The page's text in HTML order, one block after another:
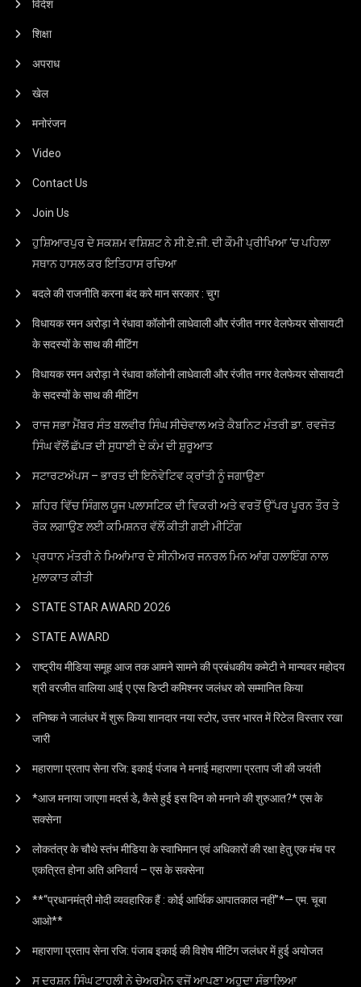
विदेश
शिक्षा
अपराध
खेल
मनोरंजन
Video
Contact Us
Join Us
ਹੁਸ਼ਿਆਰਪੁਰ ਦੇ ਸਕਸ਼ਮ ਵਸ਼ਿਸ਼ਟ ਨੇ ਸੀ.ਏ.ਜੀ. ਦੀ ਕੌਮੀ ਪ੍ਰੀਖਿਆ ‘ਚ ਪਹਿਲਾ
ਸਥਾਨ ਹਾਸਲ ਕਰ ਇਤਿਹਾਸ ਰਚਿਆ
बदले की राजनीति करना बंद करे मान सरकार : चुग
विधायक रमन अरोड़ा ने रंधावा कॉलोनी लाधेवाली और रंजीत नगर वेलफेयर सोसायटी
के सदस्यों के साथ की मीटिंग
विधायक रमन अरोड़ा ने रंधावा कॉलोनी लाधेवाली और रंजीत नगर वेलफेयर सोसायटी
के सदस्यों के साथ की मीटिंग
ਰਾਜ ਸਭਾ ਮੈਂਬਰ ਸੰਤ ਬਲਵੀਰ ਸਿੰਘ ਸੀਚੇਵਾਲ ਅਤੇ ਕੈਬਨਿਟ ਮੰਤਰੀ ਡਾ. ਰਵਜੋਤ
ਸਿੰਘ ਵੱਲੋਂ ਛੱਪੜ ਦੀ ਸੁਧਾਈ ਦੇ ਕੰਮ ਦੀ ਸ਼ੁਰੂਆਤ
ਸਟਾਰਟਅੱਪਸ – ਭਾਰਤ ਦੀ ਇਨੋਵੇਟਿਵ ਕ੍ਰਾਂਤੀ ਨੂੰ ਜਗਾਉਣਾ
ਸ਼ਹਿਰ ਵਿੱਚ ਸਿੰਗਲ ਯੂਜ ਪਲਾਸਟਿਕ ਦੀ ਵਿਕਰੀ ਅਤੇ ਵਰਤੋਂ ਉੱਪਰ ਪੂਰਨ ਤੌਰ ਤੇ
ਰੋਕ ਲਗਾਉਣ ਲਈ ਕਮਿਸ਼ਨਰ ਵੱਲੋਂ ਕੀਤੀ ਗਈ ਮੀਟਿੰਗ
ਪ੍ਰਧਾਨ ਮੰਤਰੀ ਨੇ ਮਿਆਂਮਾਰ ਦੇ ਸੀਨੀਅਰ ਜਨਰਲ ਮਿਨ ਆਂਗ ਹਲਾਇੰਗ ਨਾਲ
ਮੁਲਾਕਾਤ ਕੀਤੀ
STATE STAR AWARD 2O26
STATE AWARD
राष्ट्रीय मीडिया समूह आज तक आमने सामने की प्रबंधकीय कमेटी ने मान्यवर महोदय
श्री वरजीत वालिया आई ए एस डिप्टी कमिश्नर जलंधर को सम्मानित किया
तनिष्क ने जालंधर में शुरू किया शानदार नया स्टोर, उत्तर भारत में रिटेल विस्तार रखा
जारी
महाराणा प्रताप सेना रजि: इकाई पंजाब ने मनाई महाराणा प्रताप जी की जयंती
*आज मनाया जाएगा मदर्स डे, कैसे हुई इस दिन को मनाने की शुरुआत?* एस के
सक्सेना
लोकतंत्र के चौथे स्तंभ मीडिया के स्वाभिमान एवं अधिकारों की रक्षा हेतु एक मंच पर
एकत्रित होना अति अनिवार्य – एस के सक्सेना
**“प्रधानमंत्री मोदी व्यवहारिक हैं : कोई आर्थिक आपातकाल नहीं”*— एम. चूबा
आओ**
महाराणा प्रताप सेना रजि: पंजाब इकाई की विशेष मीटिंग जलंधर में हुई अयोजत
ਸ ਦਰਸ਼ਨ ਸਿੰਘ ਟਾਹਲੀ ਨੇ ਚੇਅਰਮੈਨ ਵਜੋਂ ਆਪਣਾ ਅਹੁਦਾ ਸੰਭਾਲਿਆ